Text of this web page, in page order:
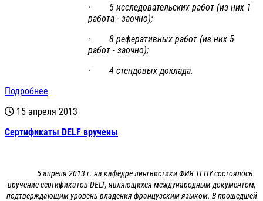
· 5 исследовательских работ (из них 1
работа - заочно);
· 8 реферативных работ (из них 5
работ - заочно);
· 4 стендовых доклада.
Подробнее
15 апреля 2013
Сертификаты DELF вручены
5 апреля 2013 г. на кафедре лингвистики ФИЯ ТГПУ состоялось
вручение сертификатов DELF, являющихся международным документом,
подтверждающим уровень владения французским языком. В прошедшей